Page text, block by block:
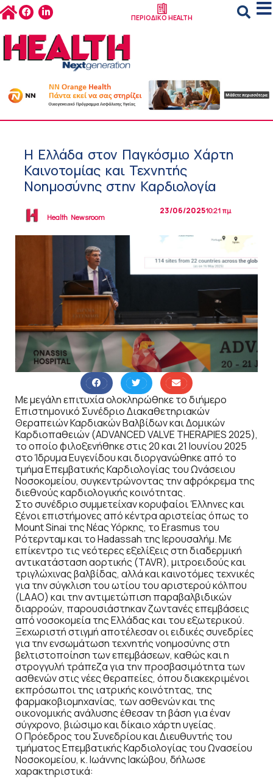
ΠΕΡΙΟΔΙΚΟ HEALTH
Η Ελλάδα στον Παγκόσμιο Χάρτη
Καινοτομίας και Τεχνητής
Νοημοσύνης στην Καρδιολογία
Health Newsroom
23/06/202510:21 πμ
Με μεγάλη επιτυχία ολοκληρώθηκε το διήμερο
Επιστημονικό Συνέδριο Διακαθετηριακών
Θεραπειών Καρδιακών Βαλβίδων και Δομικών
Καρδιοπαθειών (ADVANCED VALVE THERAPIES 2025),
το οποίο φιλοξενήθηκε στις 20 και 21 Ιουνίου 2025
στο Ίδρυμα Ευγενίδου και διοργανώθηκε από το
τμήμα Επεμβατικής Καρδιολογίας του Ωνάσειου
Νοσοκομείου, συγκεντρώνοντας την αφρόκρεμα της
διεθνούς καρδιολογικής κοινότητας.
Στο συνέδριο συμμετείχαν κορυφαίοι Έλληνες και
ξένοι επιστήμονες από κέντρα αριστείας όπως το
Mount Sinai της Νέας Υόρκης, το Erasmus του
Ρότερνταμ και το Hadassah της Ιερουσαλήμ. Με
επίκεντρο τις νεότερες εξελίξεις στη διαδερμική
αντικατάσταση αορτικής (TAVR), μιτροειδούς και
τριγλώχινας βαλβίδας, αλλά και καινοτόμες τεχνικές
για την σύγκλιση του ωτίου του αριστερού κόλπου
(LAAO) και την αντιμετώπιση παραβαλβιδικών
διαρροών, παρουσιάστηκαν ζωντανές επεμβάσεις
από νοσοκομεία της Ελλάδας και του εξωτερικού.
Ξεχωριστή στιγμή αποτέλεσαν οι ειδικές συνεδρίες
για την ενσωμάτωση τεχνητής νοημοσύνης στη
βελτιστοποίηση των επεμβάσεων, καθώς και η
στρογγυλή τράπεζα για την προσβασιμότητα των
ασθενών στις νέες θεραπείες, όπου διακεκριμένοι
εκπρόσωποι της ιατρικής κοινότητας, της
φαρμακοβιομηχανίας, των ασθενών και της
οικονομικής ανάλυσης έθεσαν τη βάση για έναν
σύγχρονο, βιώσιμο και δίκαιο χάρτη υγείας.
Ο Πρόεδρος του Συνεδρίου και Διευθυντής του
τμήματος Επεμβατικής Καρδιολογίας του Ωνασείου
Νοσοκομείου, κ. Ιωάννης Ιακώβου, δήλωσε
χαρακτηριστικά: